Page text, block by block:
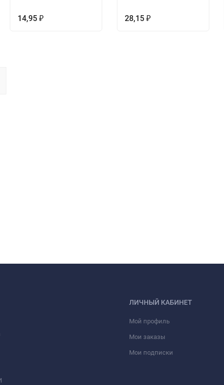
14,95 ₽ 28,15 ₽
ЛИЧНЫЙ КАБИНЕТ
Мой профиль
Мои заказы
Мои подписки